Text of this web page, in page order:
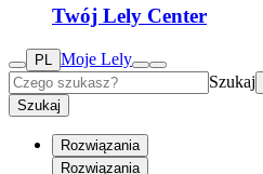
Twój Lely Center
PL
Moje Lely
Szukaj
Szukaj
Rozwiązania
Rozwiązania